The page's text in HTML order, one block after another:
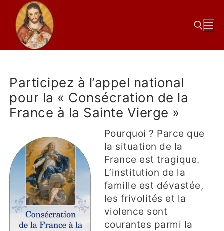
Participez à l’appel national
pour la « Consécration de la
France à la Sainte Vierge »
Pourquoi ? Parce que
la situation de la
France est tragique.
L’institution de la
famille est dévastée,
les frivolités et la
violence sont
courantes parmi la